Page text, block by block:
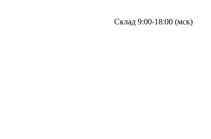
Склад 9:00-18:00 (мск)